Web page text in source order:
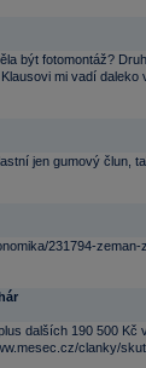
být fotomontáž?
mi vadí daleko
jen gumový člun,
231794-
dalších 190 500 Kč
clanky/